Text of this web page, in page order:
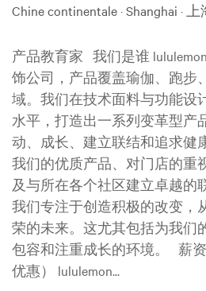
Chine continentale · Shanghai · 上
产品教育家 我们是谁
饰公司，产品覆盖瑜伽、跑步
域。我们在技术面料与功能设
水平，打造出一系列变革型产
动、成长、建立联结和追求健
我们的优质产品、对门店的重
及与所在各个社区建立卓越的
我们专注于创造积极的改变，
荣的未来。这尤其包括为我们
包容和注重成长的环境。 薪
优惠） lululemon...